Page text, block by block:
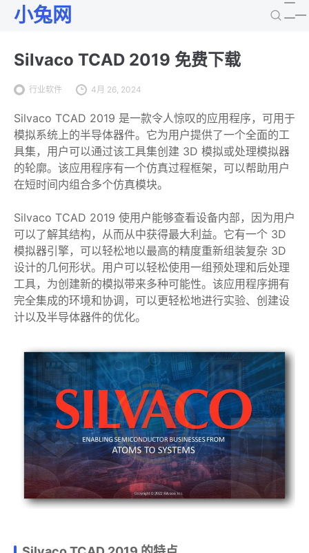
小兔网
Silvaco TCAD 2019 免费下载
行业软件 4月 26, 2024
Silvaco TCAD 2019 是一款令人惊叹的应用程序，可用于
模拟系统上的半导体器件。它为用户提供了一个全面的工
具集，用户可以通过该工具集创建 3D 模拟或处理模拟器
的轮廓。该应用程序有一个仿真过程框架，可以帮助用户
在短时间内组合多个仿真模块。
Silvaco TCAD 2019 使用户能够查看设备内部，因为用户
可以了解其结构，从而从中获得最大利益。它有一个 3D
模拟器引擎，可以轻松地以最高的精度重新组装复杂 3D
设计的几何形状。用户可以轻松使用一组预处理和后处理
工具，为创建新的模拟带来多种可能性。该应用程序拥有
完全集成的环境和协调，可以更轻松地进行实验、创建设
计以及半导体器件的优化。